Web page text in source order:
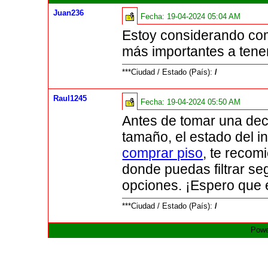
Juan236 Fecha: 19-04-2024 05:04 AM
Estoy considerando
más importantes a
***Ciudad / Estado (País):/
Raul1245 Fecha: 19-04-2024 05:50 AM
Antes de tomar una
tamaño, el estado del
comprar piso, te
donde puedas filtrar
opciones. ¡Espero
***Ciudad / Estado (País):/